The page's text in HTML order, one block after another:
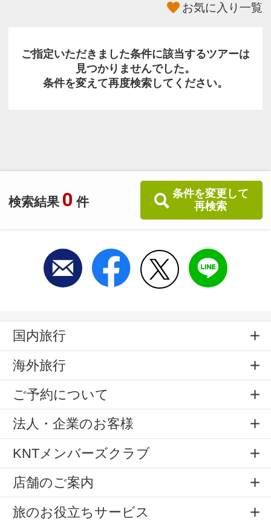
検索結果 0 件
条件を変更して
再検索
お気に入り一覧
ご指定いただきました条件に該当するツアーは
見つかりませんでした。
条件を変えて再度検索してください。
国内旅行
海外旅行
ご予約について
法人・企業のお客様
KNTメンバーズクラブ
店舗のご案内
旅のお役立ちサービス